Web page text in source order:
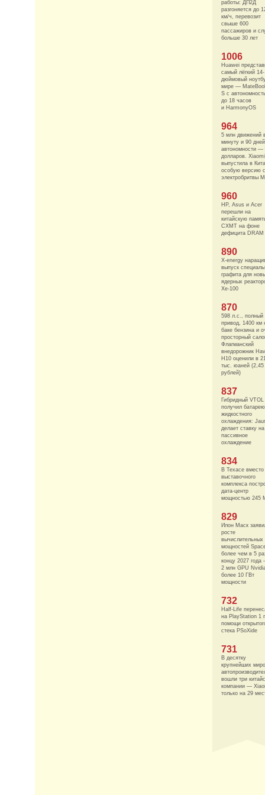
работы: ДП2Д
разгоняется до
км/ч, перевозит
свыше 600
пассажиров и
больше 30 лет
1006
Huawei
самый лёгкий 14-
дюймовый
мире —
S с
до 18 часов
и HarmonyOS
964
5 млн движений
минуту и 90 дней
автономности —
долларов. Xiaomi
выпустила в
особую версию
электробритвы
960
HP, Asus и Acer
перешли на
китайскую
CXMT на фоне
дефицита DRAM
890
X-energy
выпуск
графита для
ядерных
Xe-100
870
598 л.с., полный
привод, 1400 км
баке бензина и
просторный
Флагманский
внедорожник
H10 оценили в
тыс. юаней (2,45
рублей)
837
Гибридный VTOL
получил
жидкостного
охлаждения:
делает ставку на
пассивное
охлаждение
834
В Техасе вместо
выставочного
комплекса
дата-центр
мощностью 245
829
Илон Маск
росте
вычислительных
мощностей
более чем в 5
концу 2027 года
2 млн GPU
более 10 ГВт
мощности
732
Half-Life
на PlayStation 1
помощи
стека PSoXide
731
В десятку
крупнейших
вошли три
компании —
только на 29